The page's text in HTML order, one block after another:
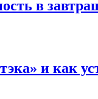
в
и как